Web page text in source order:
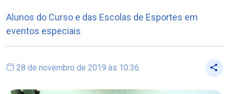
Alunos do Curso e das Escolas de Esportes em
eventos especiais
28 de novembro de 2019 às 10:36